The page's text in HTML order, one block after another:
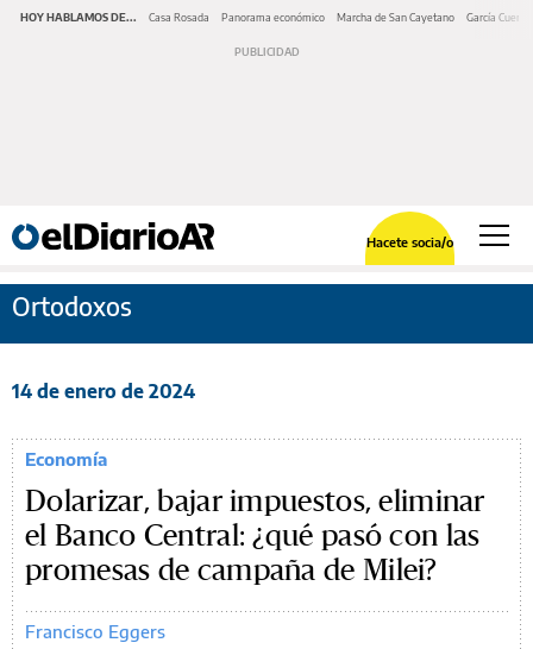
HOY HABLAMOS DE... Casa Rosada Panorama económico Marcha de San Cayetano García Cuerva
Hacete socia/o
Ortodoxos
14 de enero de 2024
Economía
Dolarizar, bajar impuestos, eliminar
el Banco Central: ¿qué pasó con las
promesas de campaña de Milei?
Francisco Eggers